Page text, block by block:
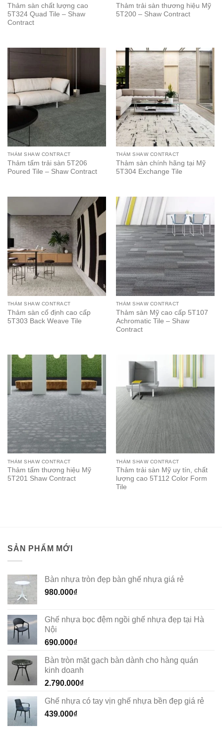
Thảm sàn chất lượng cao
5T324 Quad Tile – Shaw
Contract
Thảm trải sàn thương hiệu Mỹ
5T200 – Shaw Contract
THẢM SHAW CONTRACT
Thảm tấm trải sàn 5T206
Poured Tile – Shaw Contract
THẢM SHAW CONTRACT
Thảm sàn chính hãng tại Mỹ
5T304 Exchange Tile
THẢM SHAW CONTRACT
Thảm sàn cố định cao cấp
5T303 Back Weave Tile
THẢM SHAW CONTRACT
Thảm sàn Mỹ cao cấp 5T107
Achromatic Tile – Shaw
Contract
THẢM SHAW CONTRACT
Thảm tấm thương hiệu Mỹ
5T201 Shaw Contract
THẢM SHAW CONTRACT
Thảm trải sàn Mỹ uy tín, chất
lượng cao 5T112 Color Form
Tile
SẢN PHẨM MỚI
Bàn nhựa tròn đẹp bàn ghế nhựa giá rẻ
980.000₫
Ghế nhựa bọc đệm ngồi ghế nhựa đẹp tại Hà
Nội
690.000₫
Bàn tròn mặt gạch bàn dành cho hàng quán
kinh doanh
2.790.000₫
Ghế nhựa có tay vịn ghế nhựa bền đẹp giá rẻ
439.000₫